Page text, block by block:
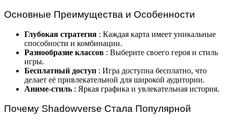
Основные Преимущества и Особенности
Глубокая стратегия : Каждая карта имеет уникальные
способности и комбинации.
Разнообразие классов : Выберите своего героя и стиль
игры.
Бесплатный доступ : Игра доступна бесплатно, что
делает её привлекательной для широкой аудитории.
Аниме-стиль : Яркая графика и увлекательная история.
Почему Shadowverse Стала Популярной